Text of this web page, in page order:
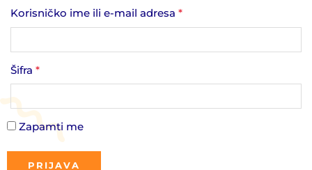
Korisničko ime ili e-mail adresa *
Šifra *
Zapamti me